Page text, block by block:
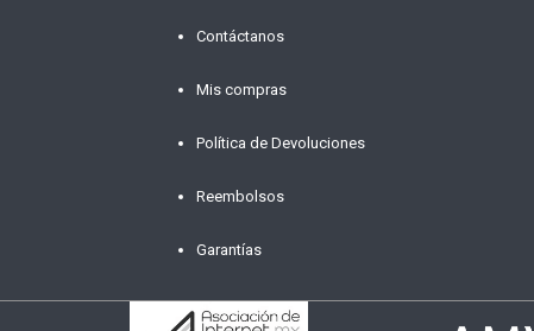
Contáctanos
Mis compras
Política de Devoluciones
Reembolsos
Garantías